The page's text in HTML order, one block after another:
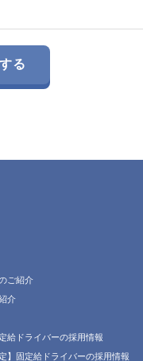
ご紹介
介
給ドライバーの採用情報
】固定給ドライバーの採用情報